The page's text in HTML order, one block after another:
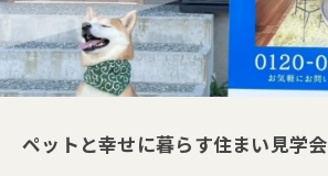
ペットと幸せに暮らす住まい見学会